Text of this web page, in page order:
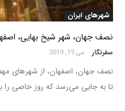
شهرهای ایران
نصف جهان، شهر شیخ بهایی،
سفرنگار - می 19, 2019
نصف جهان، اصفهان، از شهرهای
تا به جایی می‌رسد که روز خاصی را